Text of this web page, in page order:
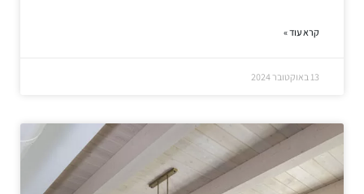
קרא עוד »
13 באוקטובר 2024